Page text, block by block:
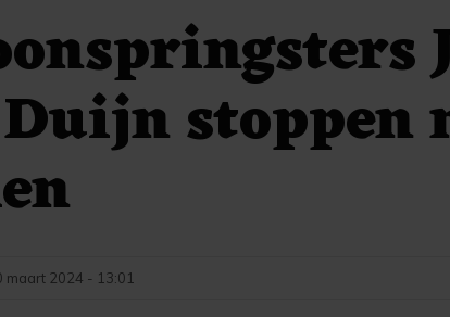
stoppen
maart 2024 - 13:01